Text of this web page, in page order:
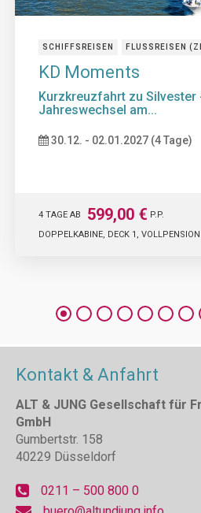
SCHIFFSREISEN FLUSSREISEN
KD Moments
Kurzkreuzfahrt zu Silvester
Jahreswechsel am...
30.12. - 02.01.2027 (4 Tage)
4 TAGE AB 599,00 € P.P.
DOPPELKABINE, DECK 1, VOLLPENSION
Kontakt & Anfahrt
ALT & JUNG Gesellschaft für
GmbH
Gumbertstr. 158
40229 Düsseldorf
0211 – 500 800 0